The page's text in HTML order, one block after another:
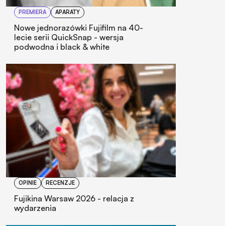
PREMIERA APARATY
Nowe jednorazówki Fujifilm na 40-
lecie serii QuickSnap - wersja
podwodna i black & white
OPINIE RECENZJE
Fujikina Warsaw 2026 - relacja z
wydarzenia